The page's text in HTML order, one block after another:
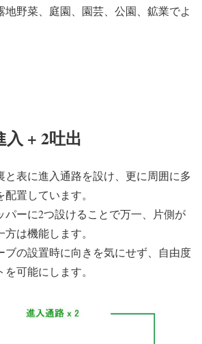
地野菜、庭園、園芸、公園、鉱業でよ
+ 2吐出
と表に進入通路を設け、更に周囲に多
置しています。
パーに2つ設けることで万一、片側が
は機能します。
ブの設置時に向きを気にせず、自由度
可能にします。